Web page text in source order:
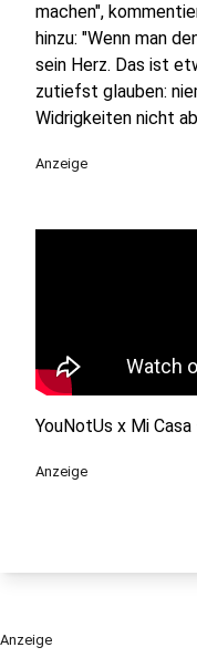
machen",
hinzu: "Wenn man
sein Herz. Das ist
zutiefst glauben:
Widrigkeiten nicht
Anzeige
YouNotUs x Mi Casa
Anzeige
Anzeige